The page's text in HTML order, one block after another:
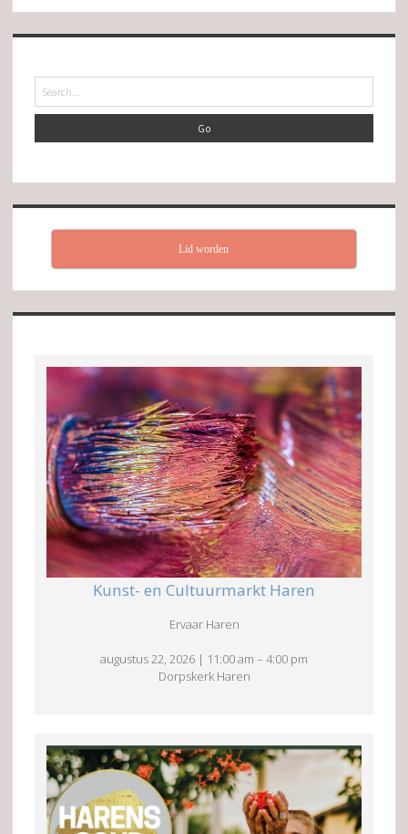
Lid worden
Kunst- en Cultuurmarkt Haren
Ervaar Haren
augustus 22, 2026 | 11:00 am – 4:00 pm
Dorpskerk Haren